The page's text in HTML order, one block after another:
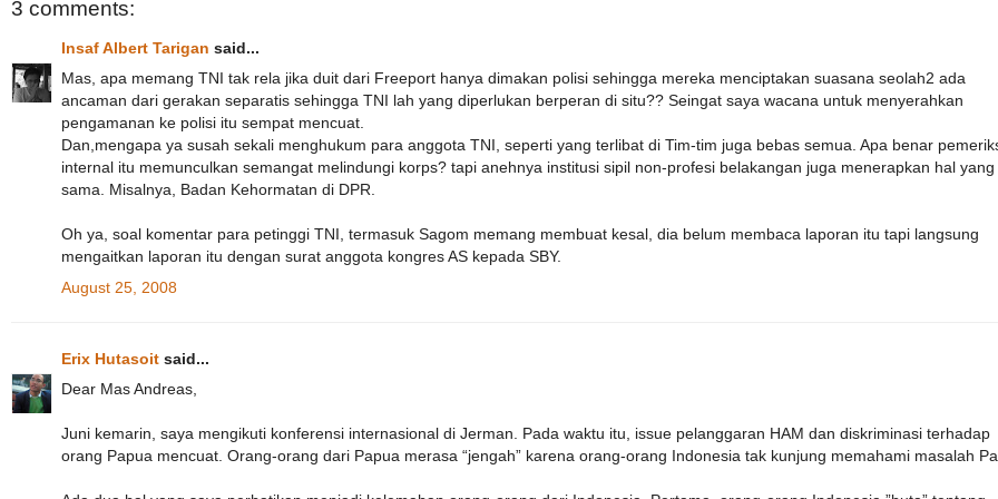
3 comments:
Insaf Albert Tarigan said...
Mas, apa memang TNI tak rela jika duit dari Freeport hanya dimakan polisi sehingga mereka menciptakan suasana seolah2 ada
ancaman dari gerakan separatis sehingga TNI lah yang diperlukan berperan di situ?? Seingat saya wacana untuk menyerahkan
pengamanan ke polisi itu sempat mencuat.
Dan,mengapa ya susah sekali menghukum para anggota TNI, seperti yang terlibat di Tim-tim juga bebas semua. Apa benar
internal itu memunculkan semangat melindungi korps? tapi anehnya institusi sipil non-profesi belakangan juga menerapkan hal yang
sama. Misalnya, Badan Kehormatan di DPR.
Oh ya, soal komentar para petinggi TNI, termasuk Sagom memang membuat kesal, dia belum membaca laporan itu tapi langsung
mengaitkan laporan itu dengan surat anggota kongres AS kepada SBY.
August 25, 2008
Erix Hutasoit said...
Dear Mas Andreas,
Juni kemarin, saya mengikuti konferensi internasional di Jerman. Pada waktu itu, issue pelanggaran HAM dan diskriminasi terhadap
orang Papua mencuat. Orang-orang dari Papua merasa “jengah” karena orang-orang Indonesia tak kunjung memahami masalah